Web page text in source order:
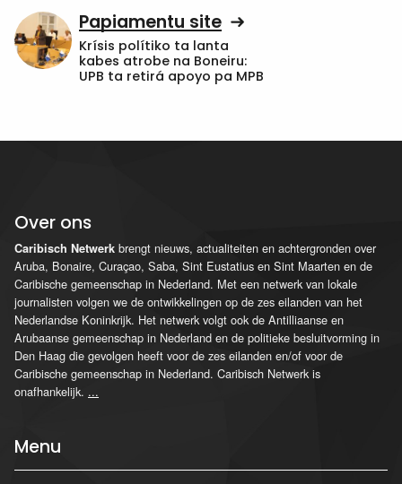
Papiamentu site
Krísis polítiko ta lanta
kabes atrobe na Boneiru:
UPB ta retirá apoyo pa MPB
Over ons
Caribisch Netwerk brengt nieuws, actualiteiten en achtergronden over
Aruba, Bonaire, Curaçao, Saba, Sint Eustatius en Sint Maarten en de
Caribische gemeenschap in Nederland. Met een netwerk van lokale
journalisten volgen we de ontwikkelingen op de zes eilanden van het
Nederlandse Koninkrijk. Het netwerk volgt ook de Antilliaanse en
Arubaanse gemeenschap in Nederland en de politieke besluitvorming in
Den Haag die gevolgen heeft voor de zes eilanden en/of voor de
Caribische gemeenschap in Nederland. Caribisch Netwerk is
onafhankelijk. ...
Menu